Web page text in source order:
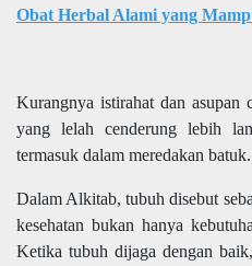
Obat Herbal Alami yang
Kurangnya istirahat dan asupan
yang lelah cenderung lebih
termasuk dalam meredakan batuk.
Dalam Alkitab, tubuh disebut
kesehatan bukan hanya
Ketika tubuh dijaga dengan